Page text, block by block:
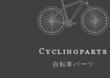
Cyclingparts
自転車パーツ